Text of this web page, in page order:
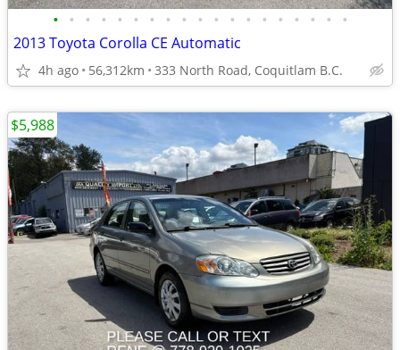
• • • • • • • • • • • • • • • • • • •
2013 Toyota Corolla CE Automatic
4h ago 56,312km 333 North Road, Coquitlam B.C.
$5,988